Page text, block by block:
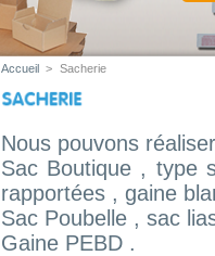
Accueil > Sacherie
Nous pouvons
Sac Boutique , type
rapportées , gaine
Sac Poubelle , sac
Gaine PEBD .